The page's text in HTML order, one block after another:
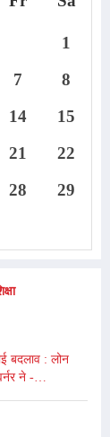
1
7
8
14
15
21
22
28
29
बदलाव : लोन
ने -